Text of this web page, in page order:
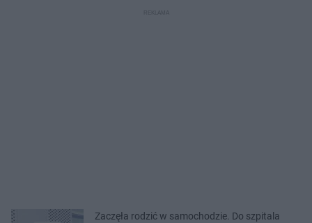
Zaczęła rodzić w samochodzie. Do szpitala